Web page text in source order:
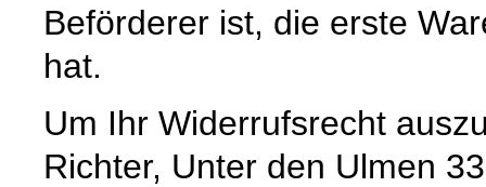
Beförderer ist, die erste
hat.
Um Ihr Widerrufsrecht
Richter, Unter den Ulmen